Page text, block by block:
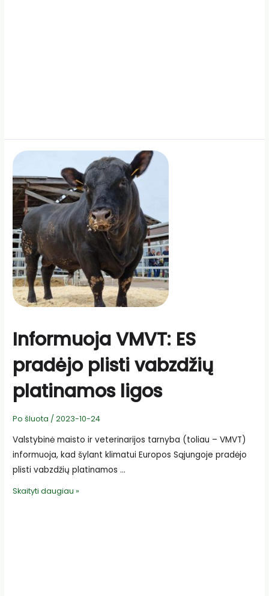
Informuoja VMVT: ES
pradėjo plisti vabzdžių
platinamos ligos
Po šluota /2023-10-24
Valstybinė maisto ir veterinarijos tarnyba (toliau – VMVT)
informuoja, kad šylant klimatui Europos Sąjungoje pradėjo
plisti vabzdžių platinamos …
Informuoja
Skaityti daugiau »